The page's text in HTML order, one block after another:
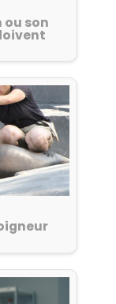
ou son